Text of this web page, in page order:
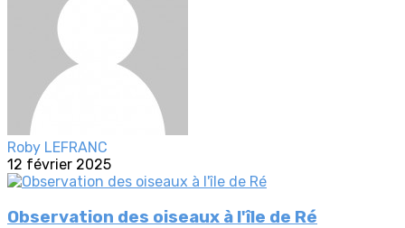
Roby LEFRANC
12 février 2025
Observation des oiseaux à l'île de Ré